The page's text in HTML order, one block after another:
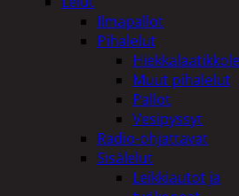
Ilmapallot
Pihalelut
Muut pihalelut
Pallot
Vesipyssyt
Radio-ohjattavat
Sisälelut
Leikkiautot ja